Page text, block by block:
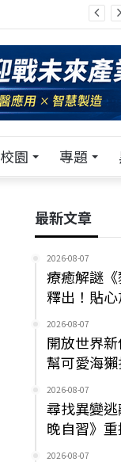
校園 專題
最新文章
2026-08-07
療癒解謎
釋出！貼
2026-08-07
開放世界
幫可愛海
2026-08-07
尋找異變
晚自習》
2026-08-07